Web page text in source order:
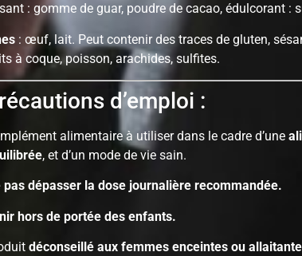
: gomme de guar, poudre de cacao, édulcorant :
: œuf, lait. Peut contenir des traces de gluten,
à coque, poisson, arachides, sulfites.
d’emploi :
alimentaire à utiliser dans le cadre d’une
, et d’un mode de vie sain.
pas dépasser la dose journalière recommandée.
hors de portée des enfants.
déconseillé aux femmes enceintes ou